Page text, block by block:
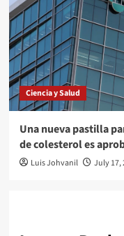
Ciencia y Salud
Una nueva pastilla
de colesterol es
Luis Johvanil July 17,